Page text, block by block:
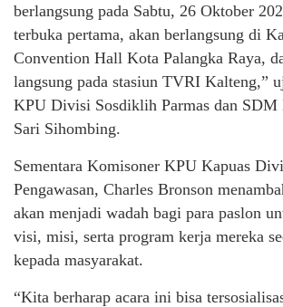
berlangsung pada Sabtu, 26 Oktober
terbuka pertama, akan berlangsung di
Convention Hall Kota Palangka Raya,
langsung pada stasiun TVRI Kalteng,”
KPU Divisi Sosdiklih Parmas dan SDM
Sari Sihombing.
Sementara Komisoner KPU Kapuas
Pengawasan, Charles Bronson
akan menjadi wadah bagi para paslon
visi, misi, serta program kerja mereka
kepada masyarakat.
“Kita berharap acara ini bisa